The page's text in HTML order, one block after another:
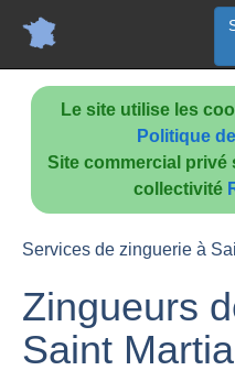
Le site utilise les
Politique
Site commercial privé
collectivité
Services de zinguerie à
Zingueurs
Saint